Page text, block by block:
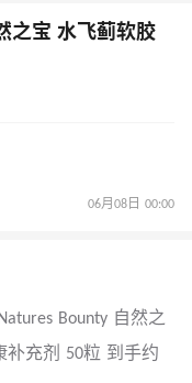
之宝 水飞蓟软胶
06月08日 00:00
Bounty 自然之
补充剂 50粒 到手约